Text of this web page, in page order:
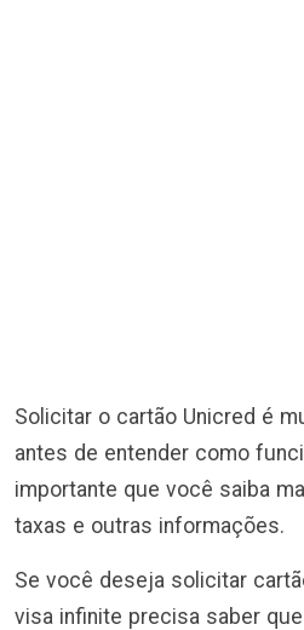
Solicitar o cartão Unicred é
antes de entender como
importante que você saiba
taxas e outras informações.
Se você deseja solicitar
visa infinite precisa saber